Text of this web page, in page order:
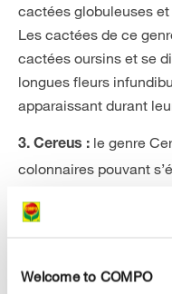
Welcome to COMPO
cactées globuleuses et
Les cactées de ce
cactées oursins et se
longues fleurs
apparaissant durant
3. Cereus : le genre
colonnaires pouvant
également appelées
longues épines, le